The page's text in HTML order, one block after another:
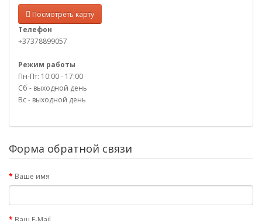
Посмотреть карту
Телефон
+37378899057
Режим работы
Пн-Пт: 10:00 - 17:00
Сб - выходной день
Вс - выходной день
Форма обратной связи
Ваше имя